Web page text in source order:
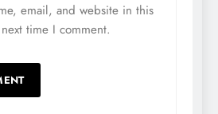
email, and website in this
time I comment.